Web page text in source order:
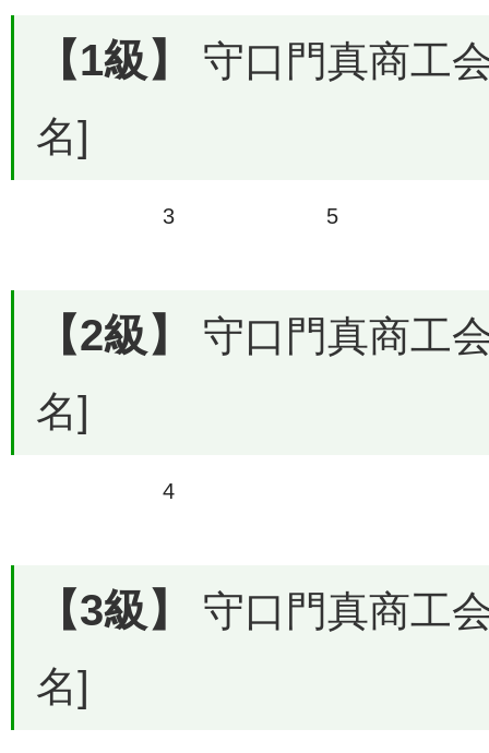
【1級】 守口門真商工
名]
3 5
【2級】 守口門真商工
名]
4
【3級】 守口門真商工
名]